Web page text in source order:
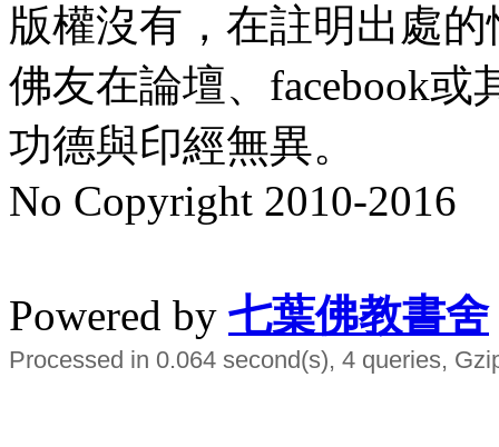
版權沒有，在註明出處
佛友在論壇、facebook
功德與印經無異。
No Copyright 2010-2016
Powered by 七葉佛教書舍
Processed in 0.064 second(s), 4 queries,